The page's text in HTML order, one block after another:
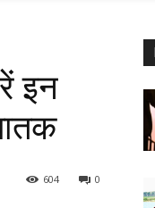
इन
0
604